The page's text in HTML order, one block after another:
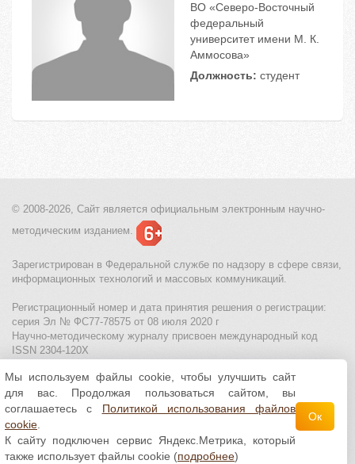
ВО «Северо-Восточный
федеральный
университет имени М. К.
Аммосова»
Должность: студент
© 2008-2026, Сайт является официальным электронным научно-
методическим изданием.
Зарегистрирован в Федеральной службе по надзору в сфере связи,
информационных технологий и массовых коммуникаций.
Регистрационный номер и дата принятия решения о регистрации:
серия Эл № ФС77-78575 от 08 июля 2020 г
Научно-методическому журналу присвоен международный код
ISSN 2304-120X
МЦИТО|Школьные олимпиады и онлайн конкурсы для детей
Политика использования файлов cookie| Политика обработки и
защиты персональных данных
Все материалы доступны полицензии Creative
Commons С указанием авторства 4.0 Всемирная
Мы используем файлы cookie, чтобы улучшить сайт
для вас. Продолжая пользоваться сайтом, вы
соглашаетесь с Политикой использования файлов
cookie
К сайту подключен сервис Яндекс.Метрика, который
также использует файлы cookie (подробнее)
Ок